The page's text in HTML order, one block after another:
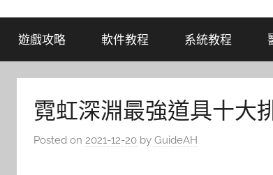
遊戲攻略 軟件教程 系統教程
霓虹深淵最強道具十大
Posted on 2021-12-20 by GuideAH